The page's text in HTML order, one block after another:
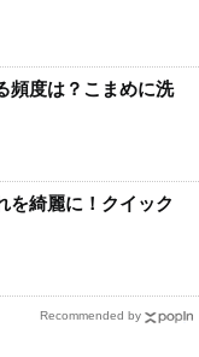
頻度は？こまめに洗
を綺麗に！クイック
Recommended by